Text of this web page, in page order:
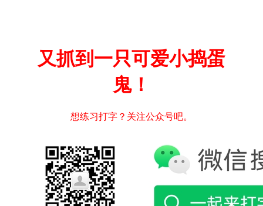
又抓到一只可爱小捣蛋
鬼！
想练习打字？关注公众号吧。